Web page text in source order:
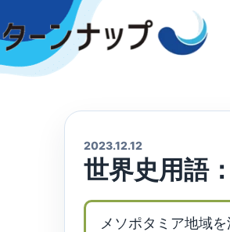
to
content
2023.12.12
世界史用語
メソポタミア地域